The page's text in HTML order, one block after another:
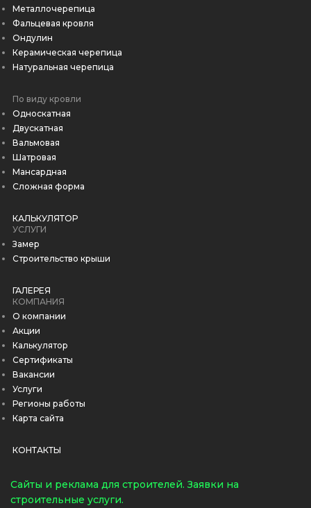
Металлочерепица
Фальцевая кровля
Ондулин
Керамическая черепица
Натуральная черепица
По виду кровли
Односкатная
Двускатная
Вальмовая
Шатровая
Мансардная
Сложная форма
КАЛЬКУЛЯТОР
УСЛУГИ
Замер
Строительство крыши
ГАЛЕРЕЯ
КОМПАНИЯ
О компании
Акции
Калькулятор
Сертификаты
Вакансии
Услуги
Регионы работы
Карта сайта
КОНТАКТЫ
Cайты и реклама для строителей. Заявки на
строительные услуги.